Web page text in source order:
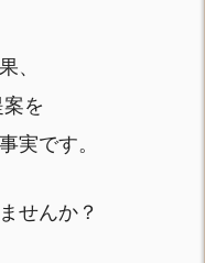
、
を
実です。
せんか？